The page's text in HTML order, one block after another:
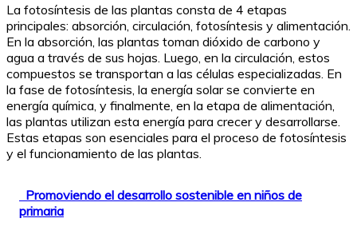
La fotosíntesis de las plantas consta de 4 etapas
principales: absorción, circulación, fotosíntesis y alimentación.
En la absorción, las plantas toman dióxido de carbono y
agua a través de sus hojas. Luego, en la circulación, estos
compuestos se transportan a las células especializadas. En
la fase de fotosíntesis, la energía solar se convierte en
energía química, y finalmente, en la etapa de alimentación,
las plantas utilizan esta energía para crecer y desarrollarse.
Estas etapas son esenciales para el proceso de fotosíntesis
y el funcionamiento de las plantas.
Promoviendo el desarrollo sostenible en niños de
primaria